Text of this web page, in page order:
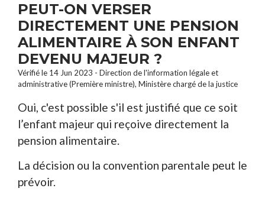
PEUT-ON VERSER
DIRECTEMENT UNE PENSION
ALIMENTAIRE À SON ENFANT
DEVENU MAJEUR ?
Vérifié le 14 Jun 2023 - Direction de l'information légale et
administrative (Première ministre), Ministère chargé de la justice
Oui, c'est possible s'il est justifié que ce soit
l’enfant majeur qui reçoive directement la
pension alimentaire.
La décision ou la convention parentale peut le
prévoir.